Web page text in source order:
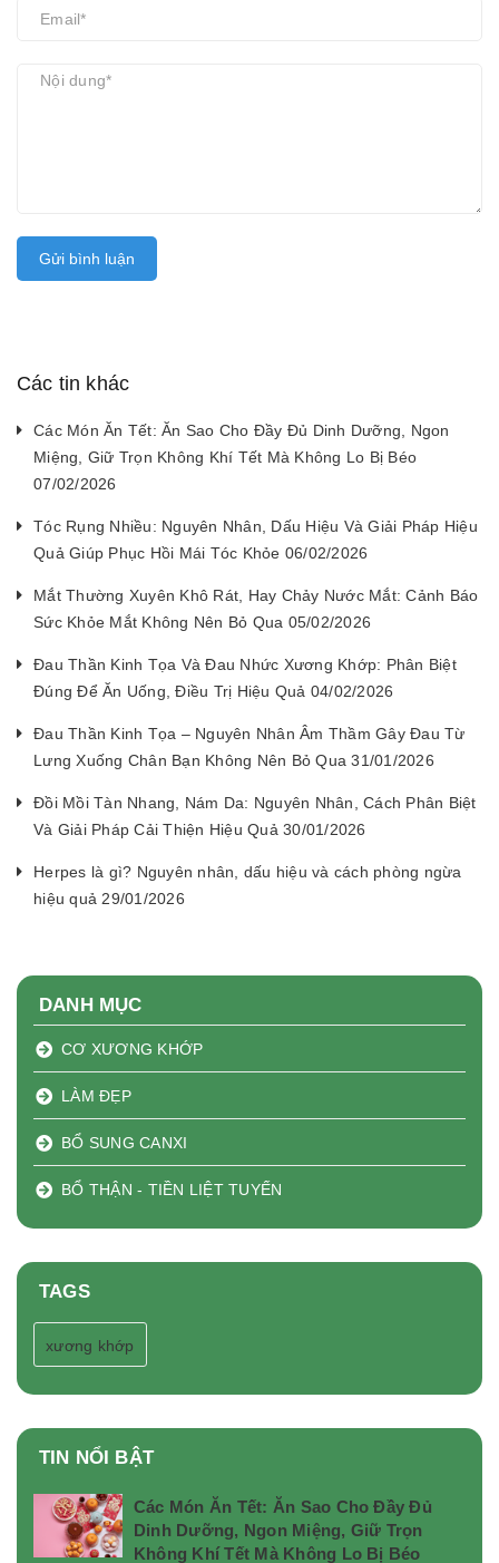
Gửi bình luận
Các tin khác
Các Món Ăn Tết: Ăn Sao Cho Đầy Đủ Dinh Dưỡng, Ngon
Miệng, Giữ Trọn Không Khí Tết Mà Không Lo Bị Béo
07/02/2026
Tóc Rụng Nhiều: Nguyên Nhân, Dấu Hiệu Và Giải Pháp Hiệu
Quả Giúp Phục Hồi Mái Tóc Khỏe 06/02/2026
Mắt Thường Xuyên Khô Rát, Hay Chảy Nước Mắt: Cảnh Báo
Sức Khỏe Mắt Không Nên Bỏ Qua 05/02/2026
Đau Thần Kinh Tọa Và Đau Nhức Xương Khớp: Phân Biệt
Đúng Để Ăn Uống, Điều Trị Hiệu Quả 04/02/2026
Đau Thần Kinh Tọa – Nguyên Nhân Âm Thầm Gây Đau Từ
Lưng Xuống Chân Bạn Không Nên Bỏ Qua 31/01/2026
Đồi Mồi Tàn Nhang, Nám Da: Nguyên Nhân, Cách Phân Biệt
Và Giải Pháp Cải Thiện Hiệu Quả 30/01/2026
Herpes là gì? Nguyên nhân, dấu hiệu và cách phòng ngừa
hiệu quả 29/01/2026
DANH MỤC
CƠ XƯƠNG KHỚP
LÀM ĐẸP
BỔ SUNG CANXI
BỔ THẬN - TIỀN LIỆT TUYẾN
TAGS
xương khớp
TIN NỔI BẬT
Các Món Ăn Tết: Ăn Sao Cho Đầy Đủ
Dinh Dưỡng, Ngon Miệng, Giữ Trọn
Không Khí Tết Mà Không Lo Bị Béo